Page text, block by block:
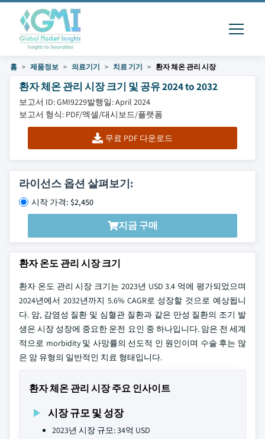
홈 제품정보 의료기기 치료 기기 환자 체온 관리 시장
환자 체온 관리 시장 크기 및 공유 2024 to 2032
보고서 ID: GMI9229발행일: April 2024
보고서 형식: PDF/엑셀/대시보드/플랫폼
무료 PDF 다운로드
라이선스 옵션 살펴보기:
시작 가격: $2,450
지금 구매
환자 온도 관리 시장 크기
환자 온도 관리 시장 크기는 2023년 USD 3.4 억에 평가되었으며
2024년에서 2032년까지 5.6% CAGR로 성장할 것으로 예상됩니
다. 암, 감염성 질환 및 심혈관 질환과 같은 만성 질환의 조기 발
생은 시장 성장에 중요한 운전 요인 중 하나입니다. 암은 전 세계
적으로 morbidity 및 사망률의 선도적 인 원인이며 수술 후는 많
은 암 유형의 일반적인 치료 형태입니다.
환자 체온 관리 시장 주요 인사이트
시장 규모 및 성장
2023년 시장 규모: 34억 USD